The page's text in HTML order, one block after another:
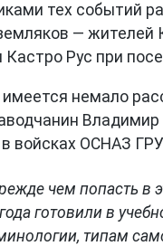
тех событий
— жителей
Рус при
имеется немало
войсках ОСНАЗ
чем попасть в
готовили в
типам